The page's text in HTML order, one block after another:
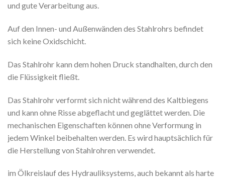
und gute Verarbeitung aus.
Auf den Innen- und Außenwänden des Stahlrohrs befindet
sich keine Oxidschicht.
Das Stahlrohr kann dem hohen Druck standhalten, durch den
die Flüssigkeit fließt.
Das Stahlrohr verformt sich nicht während des Kaltbiegens
und kann ohne Risse abgeflacht und geglättet werden. Die
mechanischen Eigenschaften können ohne Verformung in
jedem Winkel beibehalten werden. Es wird hauptsächlich für
die Herstellung von Stahlrohren verwendet.
im Ölkreislauf des Hydrauliksystems, auch bekannt als harte